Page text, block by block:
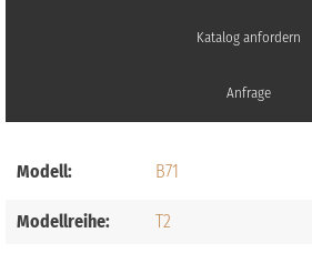
Katalog anfordern
Anfrage
Modell: B71
Modellreihe: T2